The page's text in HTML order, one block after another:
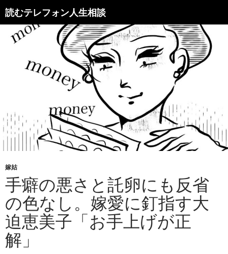
読むテレフォン人生相談
嫁姑
手癖の悪さと託卵にも反省
の色なし。嫁愛に釘指す大
迫恵美子「お手上げが正
解」